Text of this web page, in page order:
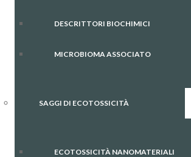
DESCRITTORI BIOCHIMICI
MICROBIOMA ASSOCIATO
SAGGI DI ECOTOSSICITÀ
ECOTOSSICITÀ NANOMATERIALI